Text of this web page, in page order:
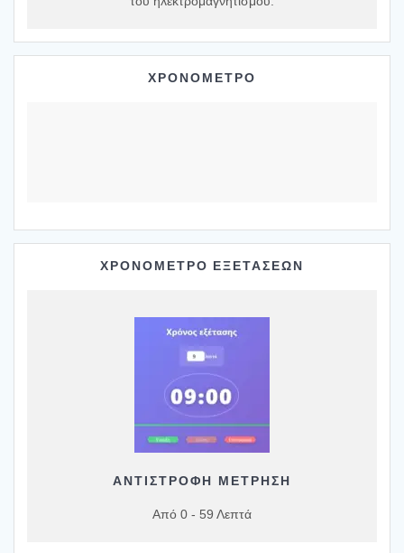
ΧΡΟΝΟΜΕΤΡΟ
ΧΡΟΝΟΜΕΤΡΟ ΕΞΕΤΑΣΕΩΝ
ΑΝΤΙΣΤΡΟΦΗ ΜΕΤΡΗΣΗ
Από 0 - 59 Λεπτά